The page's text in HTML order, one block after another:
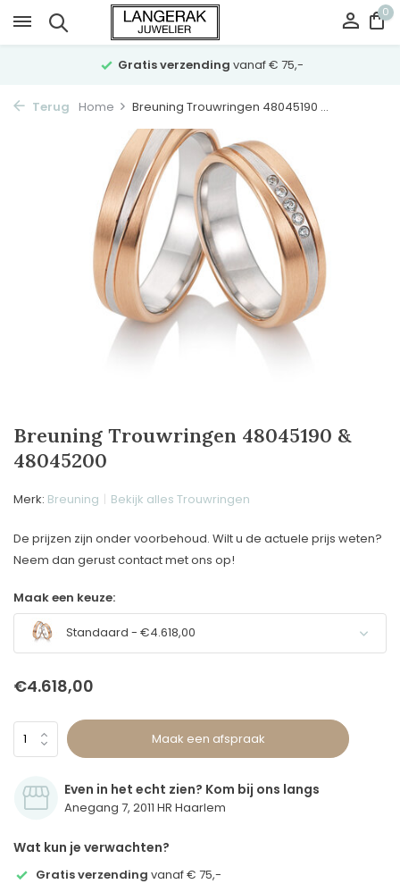
0
Gratis verzending vanaf € 75,-
Terug Home Breuning Trouwringen 48045190 ...
Breuning Trouwringen 48045190 &
48045200
Merk: Breuning Bekijk alles Trouwringen
De prijzen zijn onder voorbehoud. Wilt u de actuele prijs weten?
Neem dan gerust contact met ons op!
Maak een keuze:
Standaard - €4.618,00
€4.618,00
Maak een afspraak
Even in het echt zien? Kom bij ons langs
Anegang 7, 2011 HR Haarlem
Wat kun je verwachten?
Gratis verzending vanaf € 75,-